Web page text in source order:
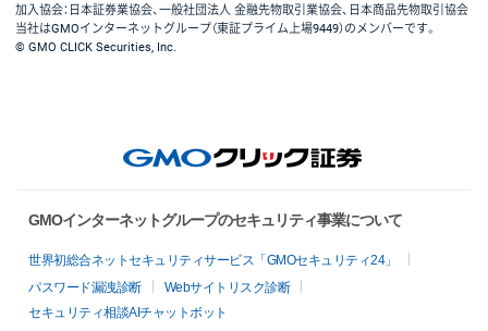
加入協会：日本証券業協会、一般社団法人 金融先物取引業協会、日本商品先物取引協会
当社はGMOインターネットグループ（東証プライム上場9449）のメンバーです。
© GMO CLICK Securities, Inc.
GMOインターネットグループのセキュリティ事業について
世界初総合ネットセキュリティサービス「GMOセキュリティ24」
パスワード漏洩診断
Webサイトリスク診断
セキュリティ相談AIチャットボット